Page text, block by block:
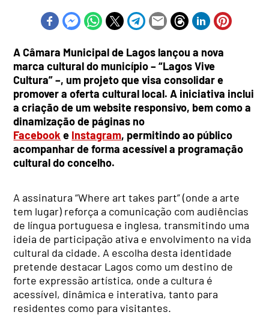
A Câmara Municipal de Lagos lançou a nova
marca cultural do município – “Lagos Vive
Cultura” –, um projeto que visa consolidar e
promover a oferta cultural local. A iniciativa inclui
a criação de um website responsivo, bem como a
dinamização de páginas no
Facebook e Instagram, permitindo ao público
acompanhar de forma acessível a programação
cultural do concelho.
A assinatura “Where art takes part” (onde a arte
tem lugar) reforça a comunicação com audiências
de língua portuguesa e inglesa, transmitindo uma
ideia de participação ativa e envolvimento na vida
cultural da cidade. A escolha desta identidade
pretende destacar Lagos como um destino de
forte expressão artística, onde a cultura é
acessível, dinâmica e interativa, tanto para
residentes como para visitantes.